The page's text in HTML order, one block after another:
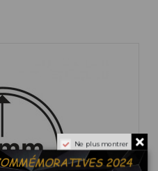
Ne plus montrer